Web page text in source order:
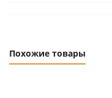
Похожие товары